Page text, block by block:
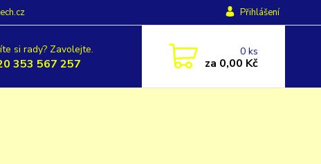
Přihlášení
si rady? Zavolejte.
353 567 257
0ks
za 0,00 Kč